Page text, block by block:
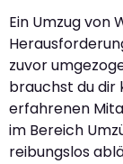
Ein Umzug von
zuvor
brauchst du dir
erfahrenen
im Bereich
reibungslos